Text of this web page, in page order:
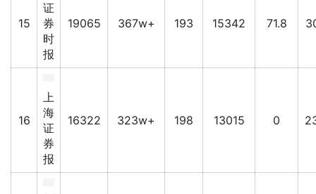
15
证
券
时
报
19065 367w+ 193 15342 71.8
16
上
海
证
券
报
16322 323w+ 198 13015 0